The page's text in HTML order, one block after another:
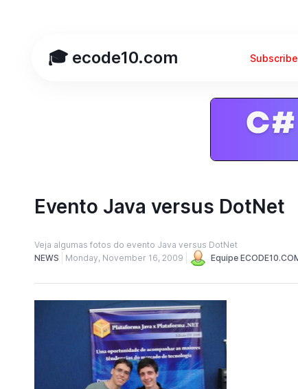
🎓 ecode10.com Subscribe
Evento Java versus DotNet
Veja algumas fotos do evento Java versus DotNet
NEWS
Monday, November 16, 2009 Equipe